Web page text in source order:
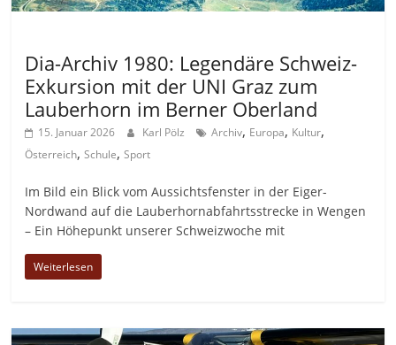
Dia-Archiv 1980: Legendäre Schweiz-
Exkursion mit der UNI Graz zum
Lauberhorn im Berner Oberland
15. Januar 2026 Karl Pölz Archiv, Europa, Kultur,
Österreich,Schule,Sport
Im Bild ein Blick vom Aussichtsfenster in der Eiger-
Nordwand auf die Lauberhornabfahrtsstrecke in Wengen
– Ein Höhepunkt unserer Schweizwoche mit
Weiterlesen